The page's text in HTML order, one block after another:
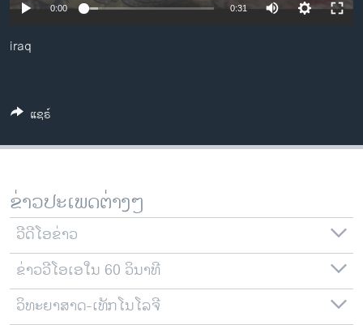
ພາສາອັງກິດ
ວີດີໂອ
ລາຍການກະຈາຍສຽງ
ຕິດຕາມພວກເຮົາ ທີ່
ພາສາຕ່າງໆ
0:00 0:31
iraq
ແຊຣ໌
ຂ່າວປະເພດຕ່າງໆ
ວີດີໂອຂ່າວ
ຂ່າວວີໂອເອໃນ 60 ວິນາທີ
ວິທະຍາສາດ-ເທັກໂນໂລຈີ